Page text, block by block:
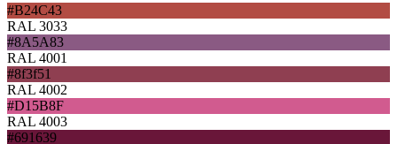
#B24C43
RAL 3033
#8A5A83
RAL 4001
#8f3f51
RAL 4002
#D15B8F
RAL 4003
#691639